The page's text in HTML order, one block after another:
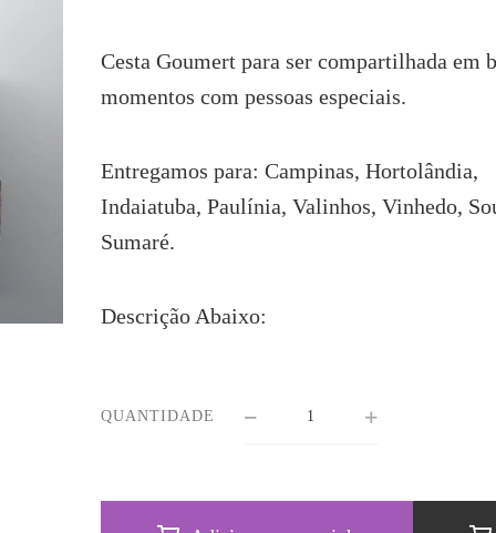
Cesta Goumert para ser compartilhada em
momentos com pessoas especiais.
Entregamos para: Campinas, Hortolândia,
Indaiatuba, Paulínia, Valinhos, Vinhedo,
Sumaré.
Descrição Abaixo:
QUANTIDADE